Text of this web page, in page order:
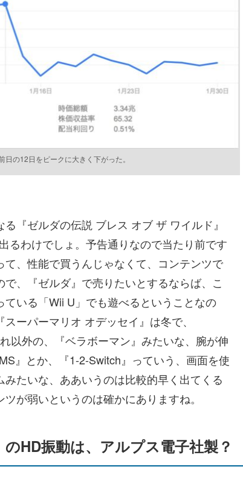
の12日をピークに大きく下がった。
『ゼルダの伝説 ブレス オブ ザ ワイルド』
るわけでしょ。予告通りなので当たり前です
て、性能で買うんじゃなくて、コンテンツで
、『ゼルダ』で売りたいとするならば、こ
ている「Wii U」でも遊べるということなの
ーパーマリオ オデッセイ』は冬で、
以外の、『ベラボーマン』みたいな、腕が伸
』とか、『1-2-Switch』っていう、画面を使
たいな、ああいうのは比較的早く出てくる
が弱いというのは確かにありますね。
HD振動は、アルプス電子社製？